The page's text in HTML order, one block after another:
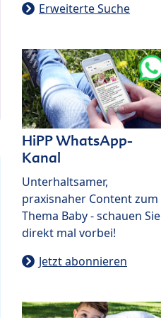
Erweiterte Suche
HiPP WhatsApp-
Kanal
Unterhaltsamer,
praxisnaher Content zum
Thema Baby - schauen Sie
direkt mal vorbei!
Jetzt abonnieren